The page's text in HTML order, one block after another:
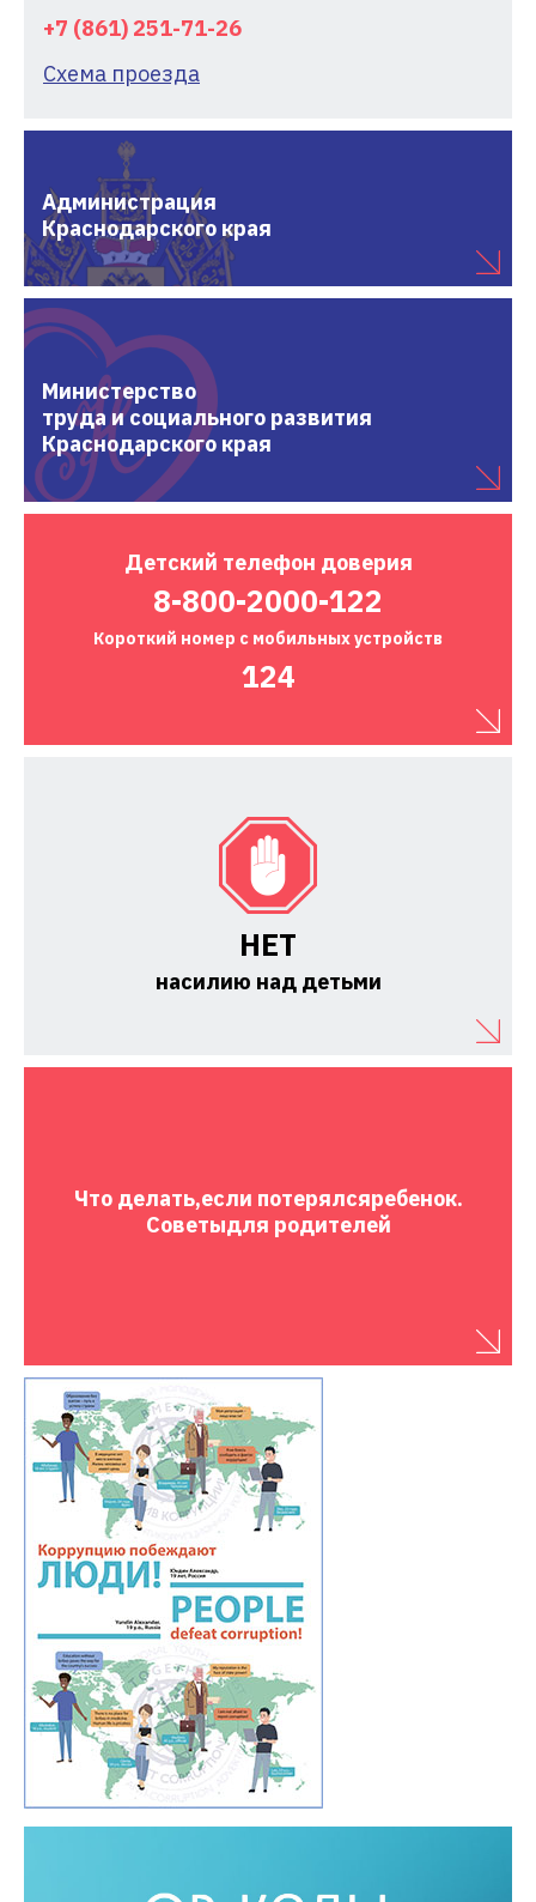
+7 (861) 251-71-26
Схема проезда
Администрация
Краснодарского края
Министерство
труда и социального развития
Краснодарского края
Детский телефон доверия
8-800-2000-122
Короткий номер с мобильных устройств
124
НЕТ
насилию над детьми
Что делать,если потерялсяребенок.
Советыдля родителей